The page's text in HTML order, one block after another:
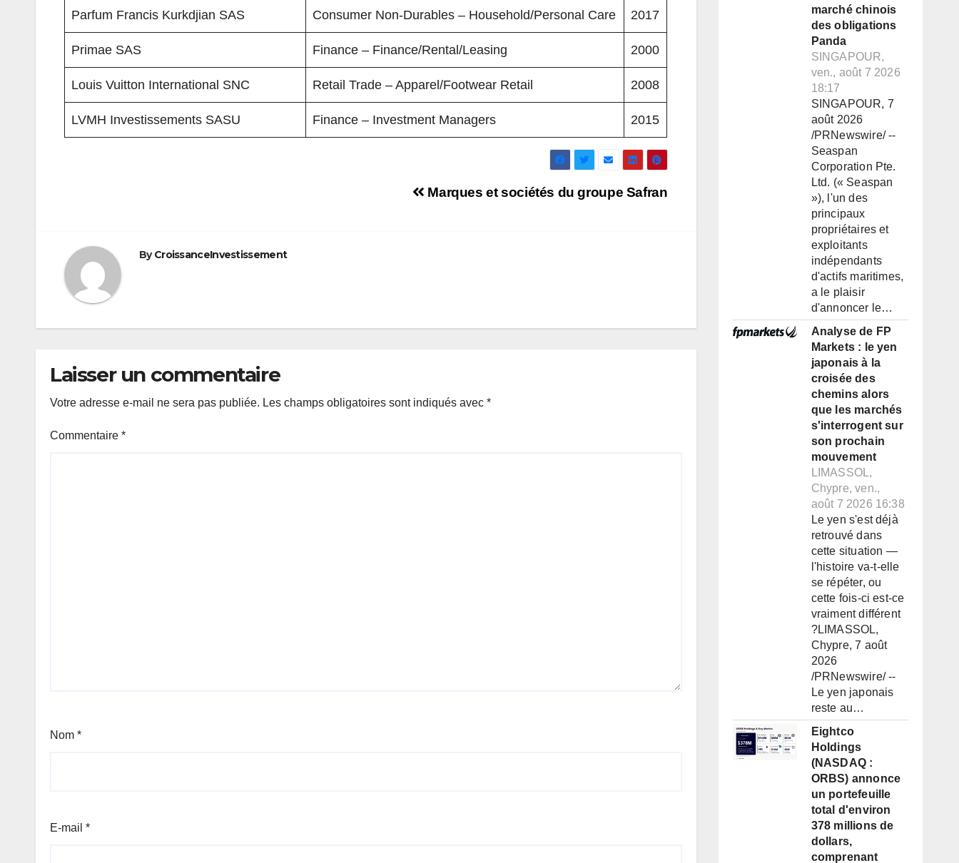
Parfum Francis Kurkdjian SAS Consumer Non-Durables – Household/Personal Care 2017
Primae SAS Finance – Finance/Rental/Leasing 2000
Louis Vuitton International SNC Retail Trade – Apparel/Footwear Retail 2008
LVMH Investissements SASU Finance – Investment Managers 2015
l’article
Marques et sociétés du groupe Safran
ByCroissanceInvestissement
Laisser un commentaire
Votre adresse e-mail ne sera pas publiée. Les champs obligatoires sont indiqués avec *
Commentaire *
Nom *
E-mail *
marché chinois
des obligations
Panda
SINGAPOUR,
ven., août 7 2026
18:17
SINGAPOUR, 7
août 2026
/PRNewswire/ --
Seaspan
Corporation Pte.
Ltd. (« Seaspan
»), l'un des
principaux
propriétaires et
exploitants
indépendants
d'actifs maritimes,
a le plaisir
d'annoncer le…
Analyse de FP
Markets : le yen
japonais à la
croisée des
chemins alors
que les marchés
s'interrogent sur
son prochain
mouvement
LIMASSOL,
Chypre, ven.,
août 7 2026 16:38
Le yen s'est déjà
retrouvé dans
cette situation —
l'histoire va-t-elle
se répéter, ou
cette fois-ci est-ce
vraiment différent
?LIMASSOL,
Chypre, 7 août
2026
/PRNewswire/ --
Le yen japonais
reste au…
Eightco
Holdings
(NASDAQ :
ORBS) annonce
un portefeuille
total d'environ
378 millions de
dollars,
comprenant